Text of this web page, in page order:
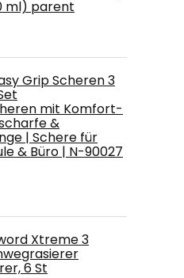
ml) parent
Grip Scheren 3
mit Komfort-
&
| Schere für
& Büro | N-90027
Xtreme 3
6 St